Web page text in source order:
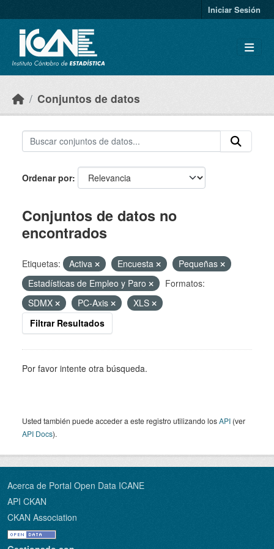
Iniciar Sesión
Conjuntos de datos
Ordenar por
Conjuntos de datos no
encontrados
Etiquetas: Activa Encuesta
Pequeñas
Estadísticas de Empleo y Paro
Formatos:
SDMX
PC-Axis
XLS
Filtrar Resultados
Por favor intente otra búsqueda.
Usted también puede acceder a este registro utilizando losAPI (ver
API Docs).
Acerca de Portal Open Data ICANE
API CKAN
CKAN Association